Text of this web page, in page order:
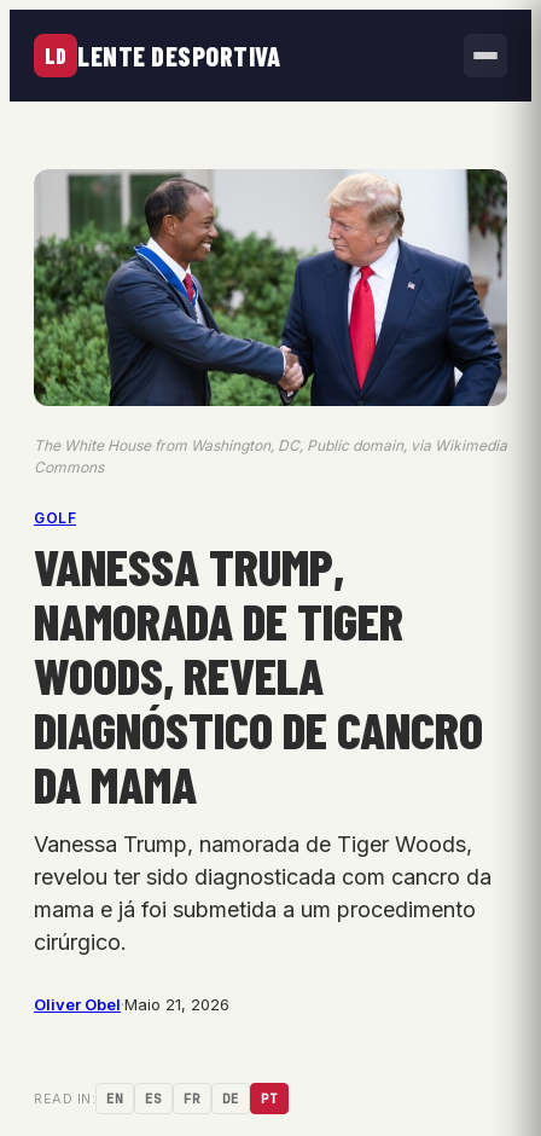
LD LENTE DESPORTIVA
The White House from Washington, DC, Public domain, via Wikimedia
Commons
GOLF
VANESSA TRUMP,
NAMORADA DE TIGER
WOODS, REVELA
DIAGNÓSTICO DE CANCRO
DA MAMA
Vanessa Trump, namorada de Tiger Woods,
revelou ter sido diagnosticada com cancro da
mama e já foi submetida a um procedimento
cirúrgico.
Oliver Obel·Maio 21, 2026
READ IN: EN ES FR DE PT